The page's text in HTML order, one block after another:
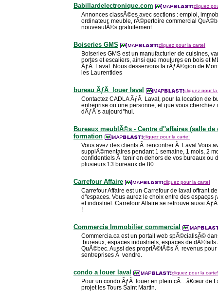
Babillardelectronique.com cliquez
Annonces classÃ©es avec sections : emploi,
ordinateur, meuble, rÃ©pertoire commercial
nouveautÃ©s gratuitement.
Boiseries GMS cliquez pour la carte!
Boiseries GMS est un manufacturier de cuisines,
portes et escaliers, ainsi que moulures en bois et
ÃƒÂ Laval. Nous desservons la rÃƒÂ©gion de
les Laurentides
bureau ÃƒÂ louer laval cliquez pour
Contactez CADLA ÃƒÂ Laval, pour la location de
entreprise ou une personne, et que vous cherchiez
dÃƒÂ¨s aujourd''hui.
Bureaux meublÃ©s - Centre d''affaires (salle
formation
cliquez pour la carte!
Vous avez des clients Ã rencontrer Ã Laval Vous
supplÃ©mentaires pendant 1 semaine, 1 mois, 2
confidentiels Ã tenir en dehors de vos bureaux ou
plusieurs 13 bureaux de 80
Carrefour Affaire cliquez pour la carte!
Carrefour Affaire est un Carrefour de laval offrant
d''espaces. Vous aurez le choix entre des espaces
et industriel. Carrefour Affaire se retrouve aussi
!
Commercia Immobilier commercial
Commercia.ca est un portail web spÃ©cialisÃ©
:bureaux, espaces industriels, espaces de
QuÃ©bec. Aussi des propriÃ©tÃ©s Ã revenus pour
sentreprises Ã vendre.
condo a louer laval cliquez pour la carte!
Pour un condo ÃƒÂ louer en plein cÃ…â€œur de
projet les Tours Saint Martin.